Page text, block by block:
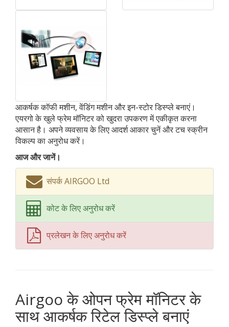
आकर्षक कॉफी मशीन, वेंडिंग मशीन और इन-स्टोर डिस्प्ले बनाएं।
एयरगो के खुले फ्रेम मॉनिटर को खुदरा उपकरण में एकीकृत करना
आसान है। अपने व्यवसाय के लिए आदर्श आकार चुनें और टच स्क्रीन
विकल्प का अनुरोध करें।
आज और जानें।
संपर्क AIRGOO Ltd
कोट के लिए अनुरोध करें
प्रलेखन के लिए अनुरोध करें
Airgoo के ओपन फ्रेम मॉनिटर के
साथ आकर्षक रिटेल डिस्प्ले बनाएं